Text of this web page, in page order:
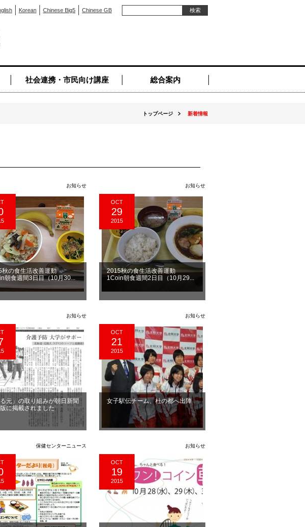
Korean Chinese Big5 Chinese GB
社会連携・市民向け講座 総合案内
トップページ 新着情報
お知らせ
秋の食生活改善運動
朝食週間3日目（10月30...
お知らせ
OCT
29
2015
2015秋の食生活改善運動
1Coin朝食週間2日目（10月29...
お知らせ
元」の取り組みが朝日新聞
に掲載されました
お知らせ
OCT
21
2015
女子駅伝チーム、杜の都へ出陣
保健センターニュース お知らせ
OCT
19
2015